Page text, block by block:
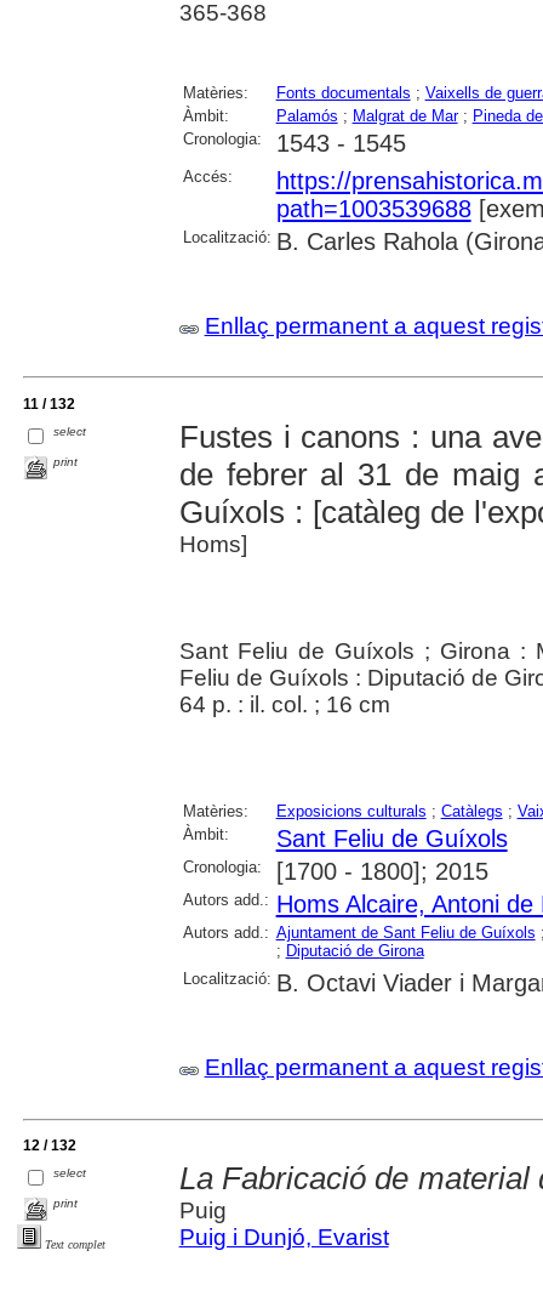
365-368
Matèries: Fonts documentals ; Vaixells de
Àmbit:
Palamós ; Malgrat de Mar; Pineda
Cronologia:
1543 - 1545
Accés:
https://
path=1003539688
Localització: B. Carles Rahola
Enllaç permanent a aquest
11 / 132
select
print
Fustes i canons : una
de febrer al 31 de maig
Guíxols : [catàleg de
Homs]
Sant Feliu de Guíxols ; Girona :
Feliu de Guíxols : Diputació de
64 p. : il. col. ; 16 cm
Matèries: Exposicions culturals ; Catàlegs ;
Àmbit:
Sant Feliu de Guíxols
Cronologia: [1700 - 1800]; 2015
Autors add.: Homs Alcaire, Antoni de
Autors add.: Ajuntament de Sant Feliu de Guíxols
; Diputació de Girona
Localització: B. Octavi Viader i
Enllaç permanent a aquest
12 / 132
select
print
Text complet
La Fabricació de
Puig
Puig i Dunjó, Evarist